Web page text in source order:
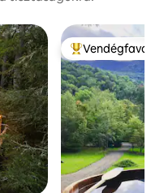
Kiemelt
Vendégfavorit